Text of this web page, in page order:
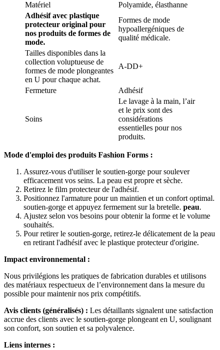
Matériel
Polyamide, élasthanne
Adhésif avec plastique
protecteur original pour
nos produits de formes de
mode.
Formes de mode
hypoallergéniques de
qualité médicale.
Tailles disponibles dans la
collection voluptueuse de
formes de mode plongeantes
en U pour chaque achat.
A-DD+
Fermeture Adhésif
Soins
Le lavage à la main, l’air
et le prix sont des
considérations
essentielles pour nos
produits.
Mode d'emploi des produits Fashion Forms :
Assurez-vous d'utiliser le soutien-gorge pour soulever
efficacement vos seins. La peau est propre et sèche.
Retirez le film protecteur de l'adhésif.
Positionnez l'armature pour un maintien et un confort optimal.
soutien-gorge et appuyez fermement sur la bretelle. peau.
Ajustez selon vos besoins pour obtenir la forme et le volume
souhaités.
Pour retirer le soutien-gorge, retirez-le délicatement de la peau
en retirant l'adhésif avec le plastique protecteur d'origine.
Impact environnemental :
Nous privilégions les pratiques de fabrication durables et utilisons
des matériaux respectueux de l’environnement dans la mesure du
possible pour maintenir nos prix compétitifs.
Avis clients (généralisés) : Les détaillants signalent une satisfaction
accrue des clients avec le soutien-gorge plongeant en U, soulignant
son confort, son soutien et sa polyvalence.
Liens internes :